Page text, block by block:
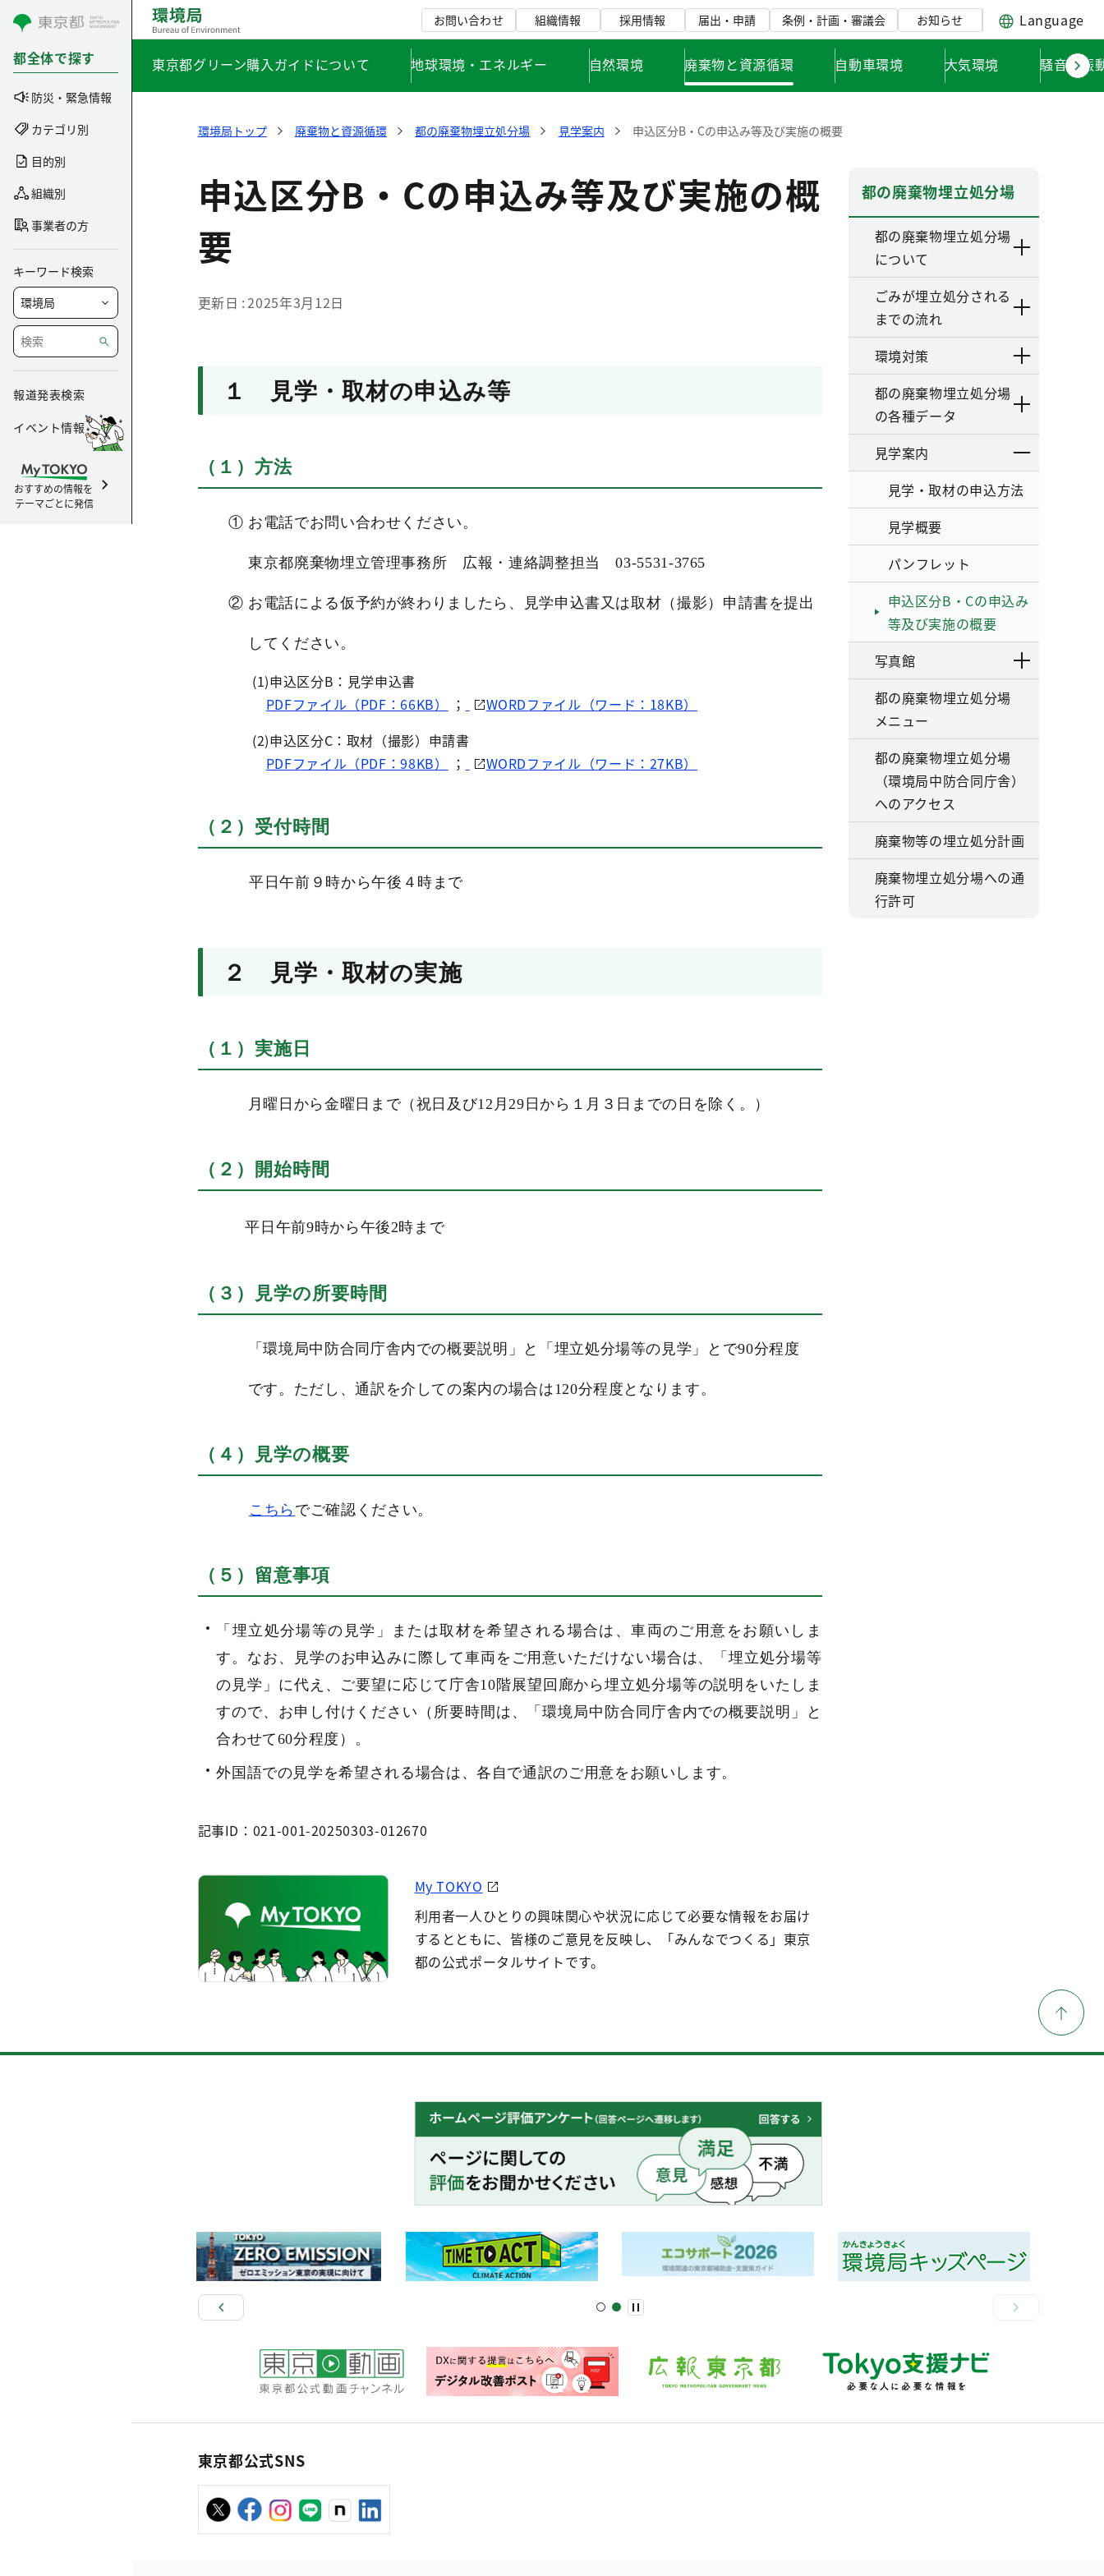
コンテンツにスキップ
都全体で探す
防災・緊急情報
カテゴリ別
目的別
組織別
事業者の方
キーワード検索
報道発表検索
イベント情報
おすすめの情報を
テーマごとに発信
お問い合わせ 組織情報 採用情報 届出・申請 条例・計画・審議会 お知らせ Language
東京都グリーン購入ガイドについて 地球環境・エネルギー 自然環境 廃棄物と資源循環 自動車環境 大気環境 騒音・振
環境局トップ 廃棄物と資源循環 都の廃棄物埋立処分場 見学案内 申込区分B・Cの申込み等及び実施の概要
申込区分B・Cの申込み等及び実施の概
要
更新日 2025年3月12日
１ 見学・取材の申込み等
（１）方法
① お電話でお問い合わせください。
東京都廃棄物埋立管理事務所 広報・連絡調整担当 03-5531-3765
② お電話による仮予約が終わりましたら、見学申込書又は取材（撮影）申請書を提出
してください。
(1)申込区分B：見学申込書
PDFファイル（PDF：66KB）
；
WORDファイル（ワード：18KB）
(2)申込区分C：取材（撮影）申請書
PDFファイル（PDF：98KB）
； WORDファイル（ワード：27KB）
（２）受付時間
平日午前９時から午後４時まで
２ 見学・取材の実施
（１）実施日
月曜日から金曜日まで（祝日及び12月29日から１月３日までの日を除く。）
（２）開始時間
平日午前9時から午後2時まで
（３）見学の所要時間
「環境局中防合同庁舎内での概要説明」と「埋立処分場等の見学」とで90分程度
です。 ただし、通訳を介しての案内の場合は120分程度となります。
（４）見学の概要
こちら でご確認ください。
（５）留意事項
「埋立処分場等の見学」または取材を希望される場合は、車両のご用意をお願いしま
す。なお、見学のお申込みに際して車両をご用意いただけない場合は、「埋立処分場等
の見学」に代え、ご要望に応じて庁舎10階展望回廊から埋立処分場等の説明をいたしま
すので、お申し付けください（所要時間は、「環境局中防合同庁舎内での概要説明」と
合わせて60分程度）。
外国語での見学を希望される場合は、各自で通訳のご用意をお願いします。
記事ID：021-001-20250303-012670
My TOKYO
利用者一人ひとりの興味関心や状況に応じて必要な情報をお届け
するとともに、皆様のご意見を反映し、「みんなでつくる」東京
都の公式ポータルサイトです。
都の廃棄物埋立処分場
都の廃棄物埋立処分場
について
ごみが埋立処分される
までの流れ
環境対策
都の廃棄物埋立処分場
の各種データ
見学案内
見学・取材の申込方法
見学概要
パンフレット
申込区分B・Cの申込み
等及び実施の概要
写真館
都の廃棄物埋立処分場
メニュー
都の廃棄物埋立処分場
（環境局中防合同庁舎）
へのアクセス
廃棄物等の埋立処分計画
廃棄物埋立処分場への通
行許可
東京都公式SNS